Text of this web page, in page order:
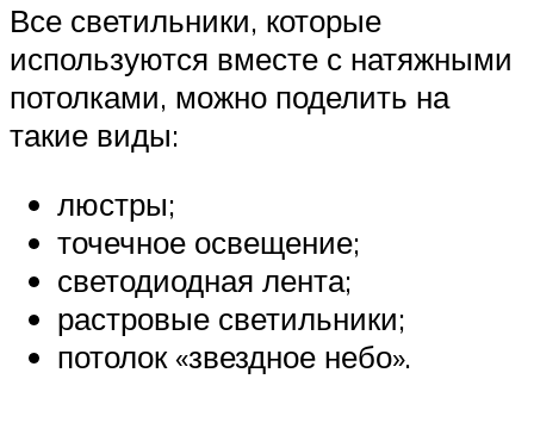
Все светильники, которые
используются вместе с натяжными
потолками, можно поделить на
такие виды:
люстры;
точечное освещение;
светодиодная лента;
растровые светильники;
потолок «звездное небо».